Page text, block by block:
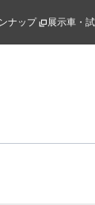
ナップ 展示車・